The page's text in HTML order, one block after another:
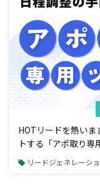
HOTリードを熱いま
トする「アポ取り専
リードジェネレーシ